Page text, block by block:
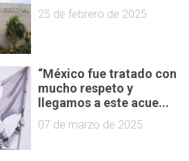
25 de febrero de 2025
“México fue tratado con
mucho respeto y
llegamos a este acue...
07 de marzo de 2025